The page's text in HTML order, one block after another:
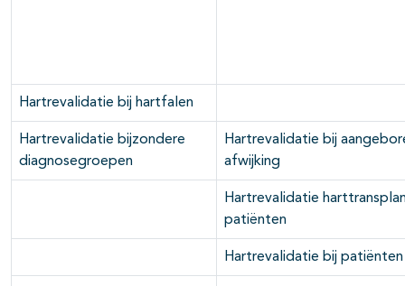
Hartrevalidatie bij hartfalen
Hartrevalidatie bijzondere
diagnosegroepen
Hartrevalidatie bij
afwijking
Hartrevalidatie
patiënten
Hartrevalidatie bij